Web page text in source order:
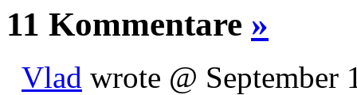
11 Kommentare »
Vlad wrote @ September